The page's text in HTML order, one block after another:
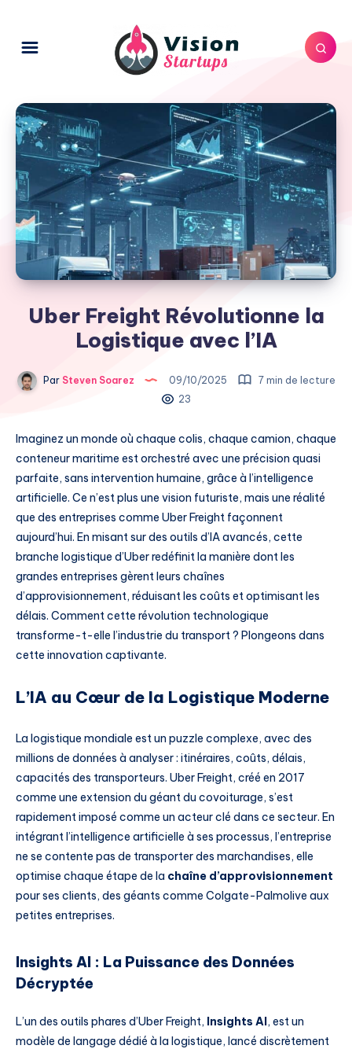
Uber Freight Révolutionne la
Logistique avec l’IA
ParSteven Soarez 09/10/2025
7 min de lecture
23
Imaginez un monde où chaque colis, chaque camion, chaque
conteneur maritime est orchestré avec une précision quasi
parfaite, sans intervention humaine, grâce à l’intelligence
artificielle. Ce n’est plus une vision futuriste, mais une réalité
que des entreprises comme Uber Freight façonnent
aujourd’hui. En misant sur des outils d’IA avancés, cette
branche logistique d’Uber redéfinit la manière dont les
grandes entreprises gèrent leurs chaînes
d’approvisionnement, réduisant les coûts et optimisant les
délais. Comment cette révolution technologique
transforme-t-elle l’industrie du transport ? Plongeons dans
cette innovation captivante.
L’IA au Cœur de la Logistique Moderne
La logistique mondiale est un puzzle complexe, avec des
millions de données à analyser : itinéraires, coûts, délais,
capacités des transporteurs. Uber Freight, créé en 2017
comme une extension du géant du covoiturage, s’est
rapidement imposé comme un acteur clé dans ce secteur. En
intégrant l’intelligence artificielle à ses processus, l’entreprise
ne se contente pas de transporter des marchandises, elle
optimise chaque étape de la chaîne d’approvisionnement
pour ses clients, des géants comme Colgate-Palmolive aux
petites entreprises.
Insights AI : La Puissance des Données
Décryptée
L’un des outils phares d’Uber Freight, Insights AI, est un
modèle de langage dédié à la logistique, lancé discrètement